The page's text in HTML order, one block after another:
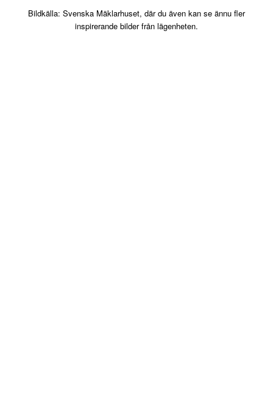
Bildkälla: Svenska Mäklarhuset, där du även kan se ännu fler
inspirerande bilder från lägenheten.